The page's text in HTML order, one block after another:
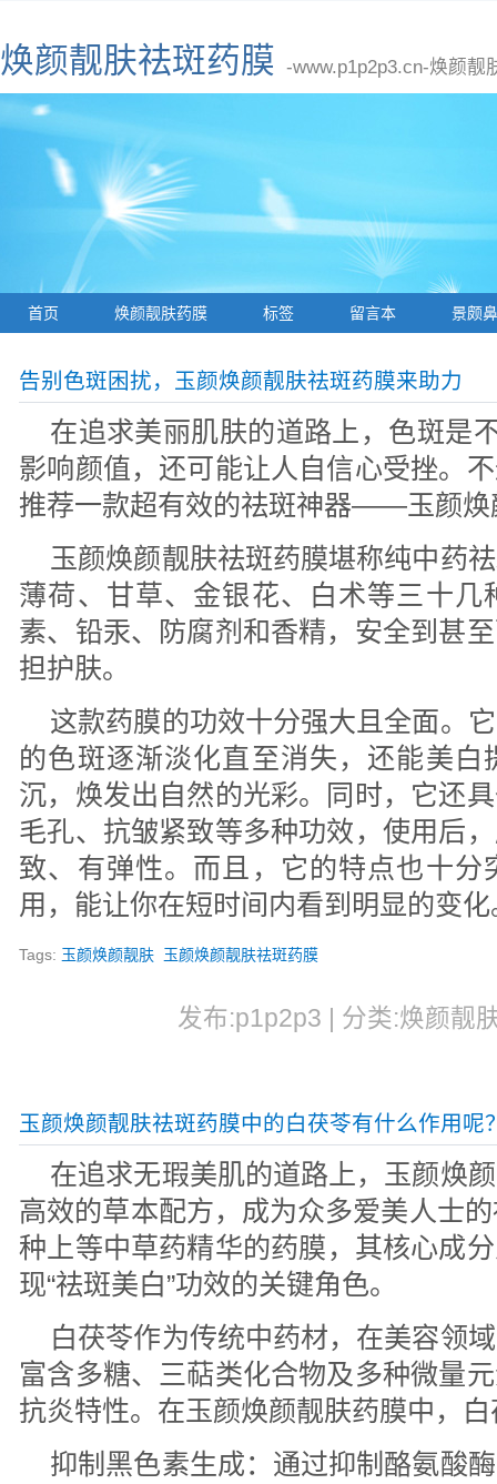
焕颜靓肤祛斑药膜 -www.p1p2p3.cn-焕颜靓
首页 焕颜靓肤药膜 标签 留言本 景颇
告别色斑困扰，玉颜焕颜靓肤祛斑药膜来助力
在追求美丽肌肤的道路上，色斑是
影响颜值，还可能让人自信心受挫。
推荐一款超有效的祛斑神器——玉颜焕
玉颜焕颜靓肤祛斑药膜堪称纯中药
薄荷、甘草、金银花、白术等三十几
素、铅汞、防腐剂和香精，安全到甚
担护肤。
这款药膜的功效十分强大且全面。
的色斑逐渐淡化直至消失，还能美白
沉，焕发出自然的光彩。同时，它还
毛孔、抗皱紧致等多种功效，使用后
致、有弹性。而且，它的特点也十分
用，能让你在短时间内看到明显的变化
Tags: 玉颜焕颜靓肤 玉颜焕颜靓肤祛斑药膜
发布:p1p2p3 | 分类:焕颜靓
玉颜焕颜靓肤祛斑药膜中的白茯苓有什么作用呢
在追求无瑕美肌的道路上，玉颜焕
高效的草本配方，成为众多爱美人士
种上等中草药精华的药膜，其核心成
现“祛斑美白”功效的关键角色。
白茯苓作为传统中药材，在美容领
富含多糖、三萜类化合物及多种微量
抗炎特性。在玉颜焕颜靓肤药膜中，
抑制黑色素生成：通过抑制酪氨酸